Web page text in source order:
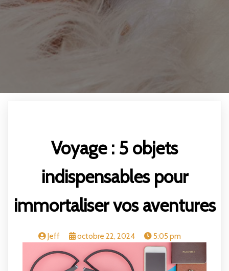
Voyage : 5 objets
indispensables pour
immortaliser vos aventures
Jeff octobre 22, 2024 5:05 pm